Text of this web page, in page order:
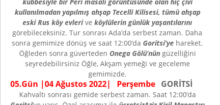
kubbesiyle bir Peri masalı görüntüsünde olan hiç çivi
kullanılmadan yapılmış ahşap Tecelli Kilisesi, tümü ahşap
eski Rus köy evlerive köylülerin günlük yaşantılarını
görebileceksiniz. Tur sonrası Ada’da serbest zaman. Daha
sonra gemimize dönüş ve saat 12:00’da Goritsi’ye hareket.
Öğleden sonra güverteden Onega Gölü’nüngüzelliğini
seyredebilirsiniz Öğle, Akşam yemeği ve geceleme
gemimizde.
05.Gün |04 Ağustos 2022| Perşembe GORİTSİ
Kahvaltı sonrası gemide serbest zaman. Saat 12:00’da